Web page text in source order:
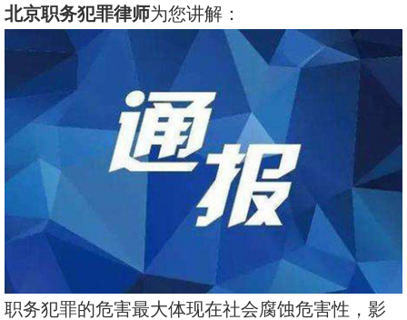
北京职务犯罪律师为您讲解：
职务犯罪的危害最大体现在社会腐蚀危害性，影